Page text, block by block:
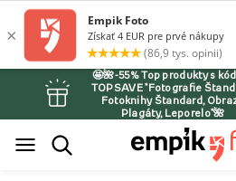
🤩🌺-55% Top produkty s
TOPSAVE *Fotografie
Fotoknihy Štandard,
Plagáty, Leporelo*🌺